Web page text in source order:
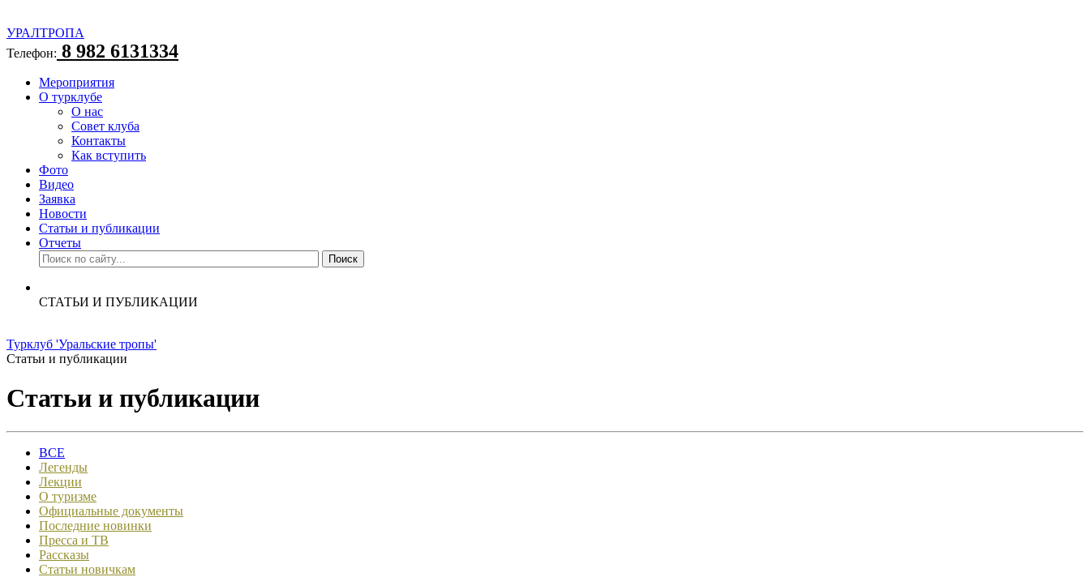
УРАЛТРОПА
Телефон: 8 982 6131334
Мероприятия
О турклубе
О нас
Совет клуба
Контакты
Как вступить
Фото
Видео
Заявка
Новости
Статьи и публикации
Отчеты
СТАТЬИ И ПУБЛИКАЦИИ
Турклуб 'Уральские тропы'
Статьи и публикации
Статьи и публикации
ВСЕ
Легенды
Лекции
О туризме
Официальные документы
Последние новинки
Пресса и ТВ
Рассказы
Статьи новичкам